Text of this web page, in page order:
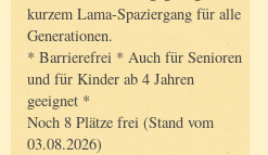
kurzem Lama-Spaziergang für alle
Generationen.
* Barrierefrei * Auch für Senioren
und für Kinder ab 4 Jahren
geeignet *
Noch 8 Plätze frei (Stand vom
03.08.2026)